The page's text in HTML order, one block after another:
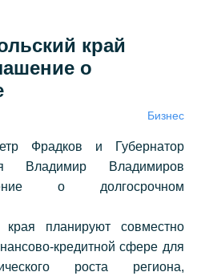
край
о
Бизнес
Фрадков и Губернатор
Владимир Владимиров
о долгосрочном
планируют совместно
кредитной сфере для
роста региона,